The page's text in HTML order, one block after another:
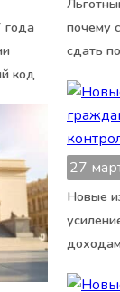
года
код
почему
сдать
27
Новые